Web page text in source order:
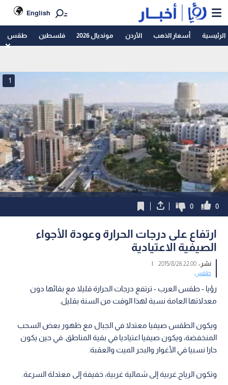
English
الرئيسية أسعار الذهب الأردن مونديال 2026 فلسطين طقس
1
0
0
ارتفاع على درجات الحرارة وعودة الأجواء
الصيفية الاعتيادية
نشر :22:00 2015/8/26
|
طقس
رؤيا - طقس العرب - ترتفع درجات الحرارة قليلا مع بقائها دون
معدلاتها العامة نسبة لهذا الوقت من السنة بقليل.
ويكون الطقس صيفيا معتدلا في الجبال مع ظهور بعض السحب
المنخفضة، ويكون صيفيا اعتياديا في بقية المناطق. في حين يكون
حارا نسبيا في الأغوار والبحر الميت والعقبة.
وتكون الرياح غربية إلى شمالية غربية، خفيفة إلى معتدلة السرعة.